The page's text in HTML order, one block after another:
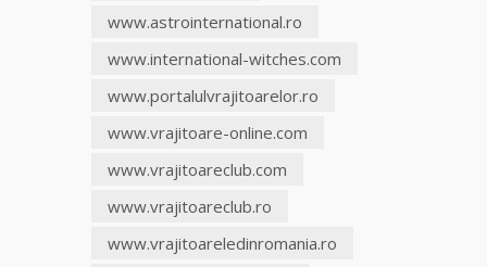
www.astrointernational.ro
www.international-witches.com
www.portalulvrajitoarelor.ro
www.vrajitoare-online.com
www.vrajitoareclub.com
www.vrajitoareclub.ro
www.vrajitoareledinromania.ro